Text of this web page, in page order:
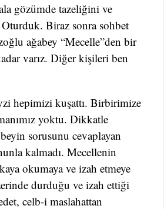
gözümde tazeliğini ve
Oturduk. Biraz sonra sohbet
ağabey “Mecelle”den bir
varız. Diğer kişileri ben
hepimizi kuşattı. Birbirimize
yoktu. Dikkatle
sorusunu cevaplayan
kalmadı. Mecellenin
okumaya ve izah etmeye
durduğu ve izah ettiği
celb-i maslahattan